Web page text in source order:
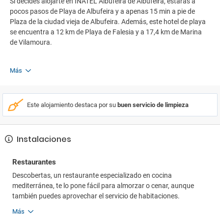
pocos pasos de Playa de Albufeira y a apenas 15 min a pie de
Plaza de la ciudad vieja de Albufeira. Además, este hotel de playa
se encuentra a 12 km de Playa de Falesia y a 17,4 km de Marina
de Vilamoura.
Más
Este alojamiento destaca por su buen servicio de limpieza
Instalaciones
Restaurantes
Descobertas, un restaurante especializado en cocina
mediterránea, te lo pone fácil para almorzar o cenar, aunque
también puedes aprovechar el servicio de habitaciones.
Más